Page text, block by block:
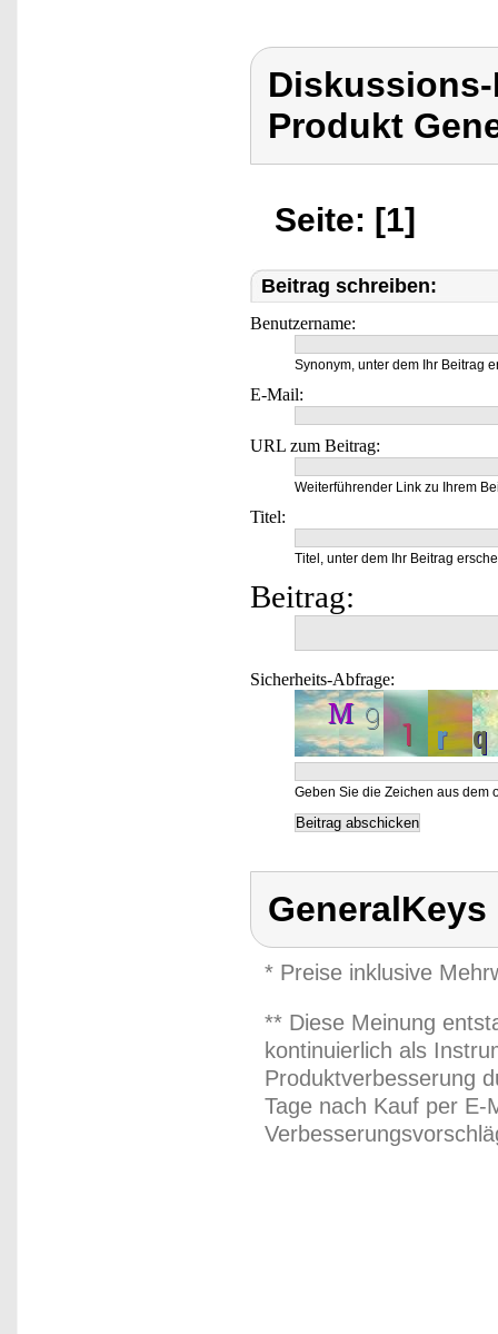
Produkt
Seite: [1]
Beitrag schreiben:
Benutzername:
Synonym, unter dem Ihr Beitrag
E-Mail:
URL zum Beitrag:
Weiterführender Link zu Ihrem
Titel:
Titel, unter dem Ihr Beitrag
Beitrag:
Sicherheits-Abfrage:
Geben Sie die Zeichen aus dem
GeneralKeys
* Preise inklusive
** Diese Meinung
kontinuierlich als
Produktverbesserung
Tage nach Kauf per E-